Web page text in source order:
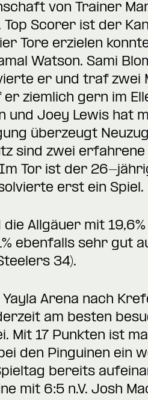
von Trainer
Scorer ist der
Tore erzielen
Watson. Sami
er und traf
ziemlich gern im
und Joey Lewis hat
überzeugt
sind zwei
Tor ist der 26-
erst ein Spiel.
die Allgäuer mit
ebenfalls sehr gut
34).
Arena nach
am besten
Mit 17 Punkten ist
den Pinguinen ein
bereits
mit 6:5 n.V. Josh